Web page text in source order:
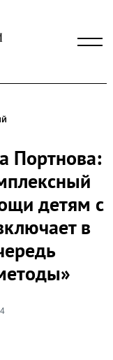
Портнова:
детям с
в